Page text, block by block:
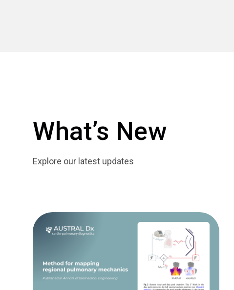
What’s New
Explore our latest updates